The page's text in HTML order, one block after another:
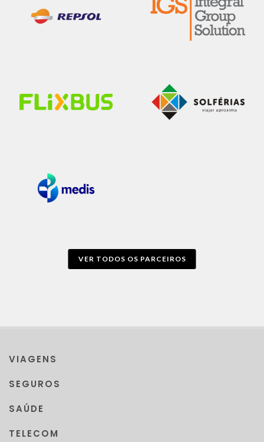
VER TODOS OS PARCEIROS
VIAGENS
SEGUROS
SAÚDE
TELECOM